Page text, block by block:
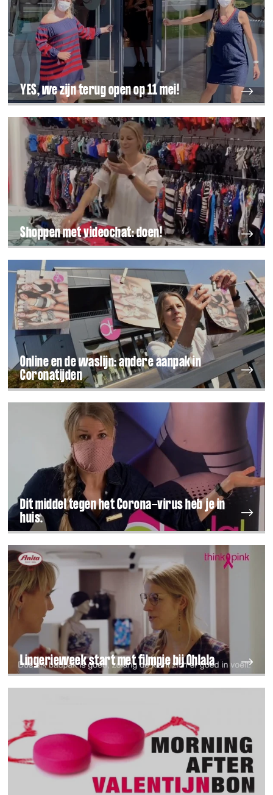
YES, we zijn terug open op 11 mei!
Shoppen met videochat: doen!
Online en de waslijn: andere aanpak in
Coronatijden
Dit middel tegen het Corona-virus heb je in
huis.
Lingerieweek start met filmpje bij Ohlala